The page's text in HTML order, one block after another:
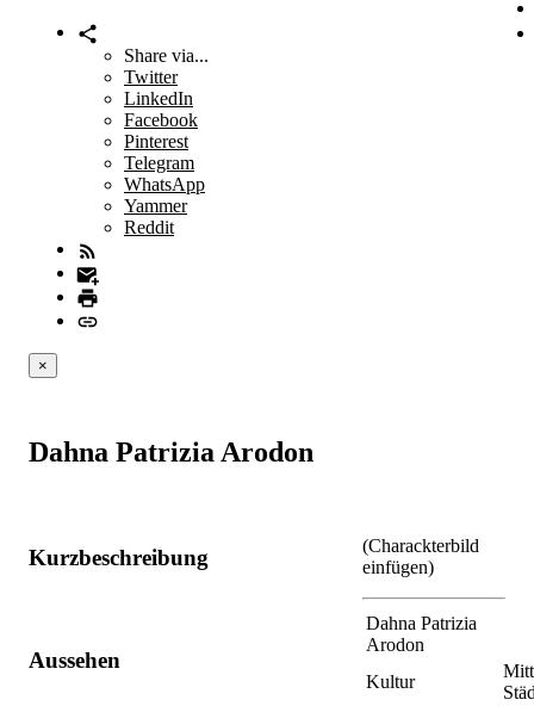
Share via...
Twitter
LinkedIn
Facebook
Pinterest
Telegram
WhatsApp
Yammer
Reddit
×
Dahna Patrizia Arodon
(Charackterbild
einfügen)
Dahna Patrizia
Arodon
Kultur
Kurzbeschreibung
Aussehen